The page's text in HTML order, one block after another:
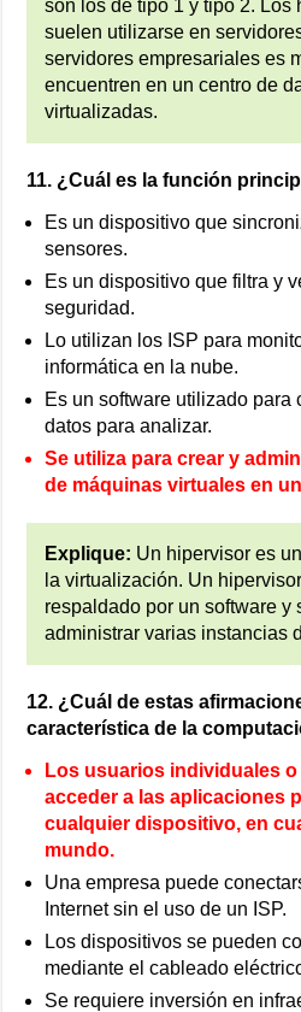
son los de tipo 1 y tipo 2. Los
suelen utilizarse en
servidores empresariales es
encuentren en un centro de
virtualizadas.
11. ¿Cuál es la función
Es un dispositivo que
sensores.
Es un dispositivo que filtra y
seguridad.
Lo utilizan los ISP para
informática en la nube.
Es un software utilizado para
datos para analizar.
Se utiliza para crear y
de máquinas virtuales en
Explique: Un hipervisor es
la virtualización. Un
respaldado por un software y
administrar varias instancias
12. ¿Cuál de estas
característica de la
Los usuarios individuales
acceder a las aplicaciones
cualquier dispositivo, en
mundo.
Una empresa puede
Internet sin el uso de un ISP.
Los dispositivos se pueden
mediante el cableado
Se requiere inversión en